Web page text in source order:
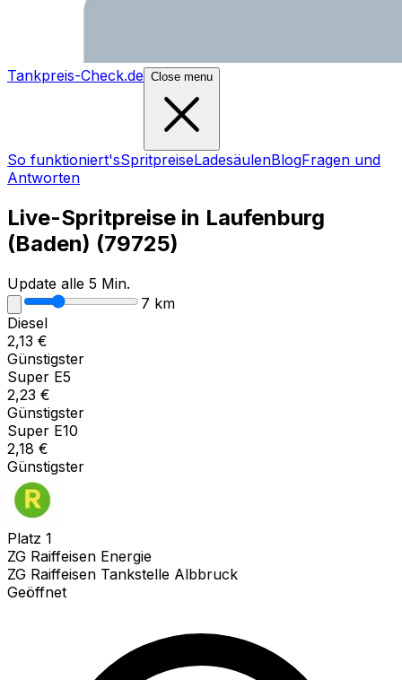
Tankpreis-Check.de Close menu
So funktioniert'sSpritpreiseLadesäulenBlogFragen und
Antworten
Live-Spritpreise in Laufenburg
(Baden) (79725)
Update alle 5 Min.
7 km
Diesel
2,13 €
Günstigster
Super E5
2,23 €
Günstigster
Super E10
2,18 €
Günstigster
Platz 1
ZG Raiffeisen Energie
ZG Raiffeisen Tankstelle Albbruck
Geöffnet